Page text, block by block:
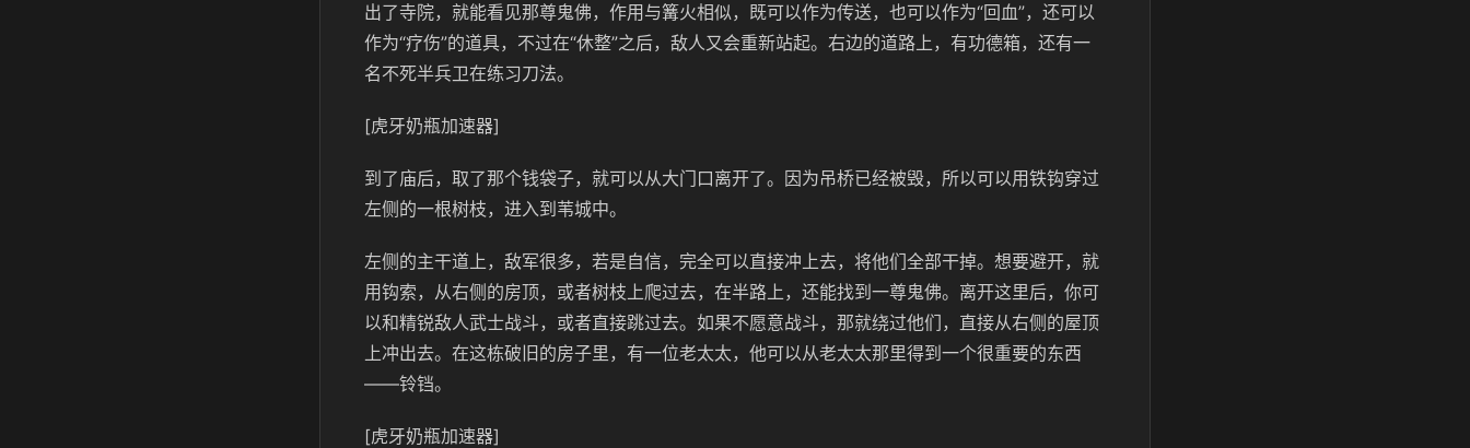
出了寺院，就能看见那尊鬼佛，作用与篝火相似，既可以作为传送，也可以作为“回血”，还可以
作为“疗伤”的道具，不过在“休整”之后，敌人又会重新站起。右边的道路上，有功德箱，还有一
名不死半兵卫在练习刀法。
[虎牙奶瓶加速器]
到了庙后，取了那个钱袋子，就可以从大门口离开了。因为吊桥已经被毁，所以可以用铁钩穿过
左侧的一根树枝，进入到苇城中。
左侧的主干道上，敌军很多，若是自信，完全可以直接冲上去，将他们全部干掉。想要避开，就
用钩索，从右侧的房顶，或者树枝上爬过去，在半路上，还能找到一尊鬼佛。离开这里后，你可
以和精锐敌人武士战斗，或者直接跳过去。如果不愿意战斗，那就绕过他们，直接从右侧的屋顶
上冲出去。在这栋破旧的房子里，有一位老太太，他可以从老太太那里得到一个很重要的东西
——铃铛。
[虎牙奶瓶加速器]